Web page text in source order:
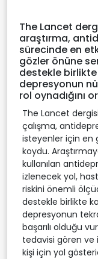
The Lancet
araştırma,
sürecinde en
gözler önüne
destekle
depresyonun
rol oynadığını
The Lancet
çalışma,
isteyenler için en
koydu.
kullanılan
izlenecek yol,
riskini önemli
destekle birlikte
depresyonun
başarılı olduğu
tedavisi gören ve
kişi için yol